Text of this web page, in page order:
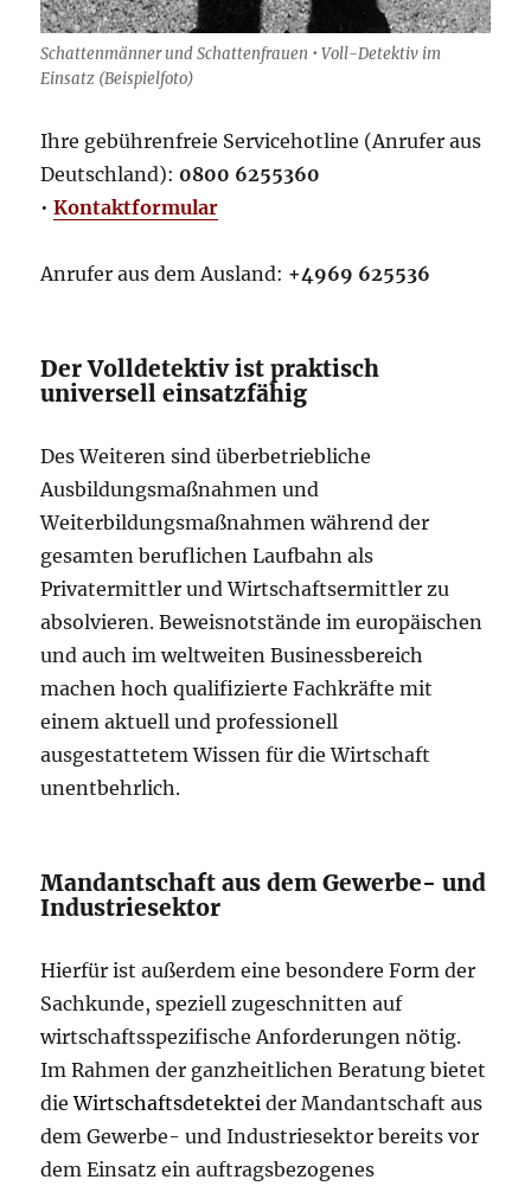
Schattenmänner und Schattenfrauen • Voll-Detektiv im
Einsatz (Beispielfoto)
Ihre gebührenfreie Servicehotline (Anrufer aus
Deutschland): 0800 6255360
•Kontaktformular
Anrufer aus dem Ausland: +4969 625536
Der Volldetektiv ist praktisch
universell einsatzfähig
Des Weiteren sind überbetriebliche
Ausbildungsmaßnahmen und
Weiterbildungsmaßnahmen während der
gesamten beruflichen Laufbahn als
Privatermittler und Wirtschaftsermittler zu
absolvieren. Beweisnotstände im europäischen
und auch im weltweiten Businessbereich
machen hoch qualifizierte Fachkräfte mit
einem aktuell und professionell
ausgestattetem Wissen für die Wirtschaft
unentbehrlich.
Mandantschaft aus dem Gewerbe- und
Industriesektor
Hierfür ist außerdem eine besondere Form der
Sachkunde, speziell zugeschnitten auf
wirtschaftsspezifische Anforderungen nötig.
Im Rahmen der ganzheitlichen Beratung bietet
dieWirtschaftsdetekteider Mandantschaft aus
dem Gewerbe- und Industriesektor bereits vor
dem Einsatz ein auftragsbezogenes